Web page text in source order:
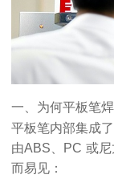
一、为何平板笔
平板笔内部集成
由ABS PC 或尼
而易见：